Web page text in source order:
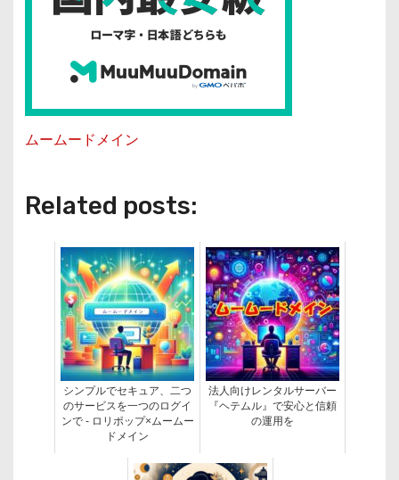
ムームードメイン
Related posts:
シンプルでセキュア、二つ
のサービスを一つのログイ
ンで - ロリポップ×ムームー
ドメイン
法人向けレンタルサーバー
『ヘテムル』で安心と信頼
の運用を